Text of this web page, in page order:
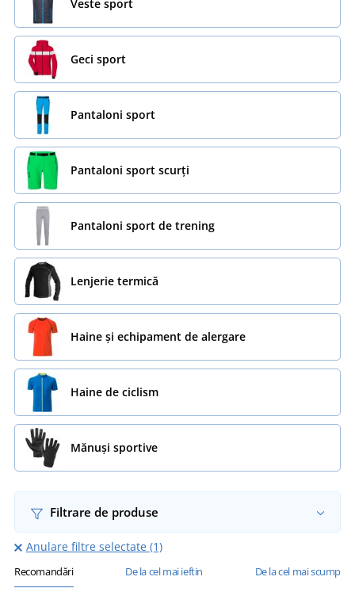
Veste sport
Geci sport
Pantaloni sport
Pantaloni sport scurți
Pantaloni sport de trening
Lenjerie termică
Haine și echipament de alergare
Haine de ciclism
Mănuși sportive
Filtrare de produse
Anulare filtre selectate (1)
Recomandări De la cel mai ieftin De la cel mai scump